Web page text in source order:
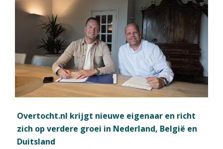
Overtocht.nl krijgt nieuwe eigenaar en richt
zich op verdere groei in Nederland, België en
Duitsland